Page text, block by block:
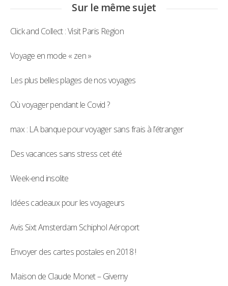
Sur le même sujet
Click and Collect : Visit Paris Region
Voyage en mode « zen »
Les plus belles plages de nos voyages
Où voyager pendant le Covid ?
max : LA banque pour voyager sans frais à l’étranger
Des vacances sans stress cet été
Week-end insolite
Idées cadeaux pour les voyageurs
Avis Sixt Amsterdam Schiphol Aéroport
Envoyer des cartes postales en 2018 !
Maison de Claude Monet – Giverny